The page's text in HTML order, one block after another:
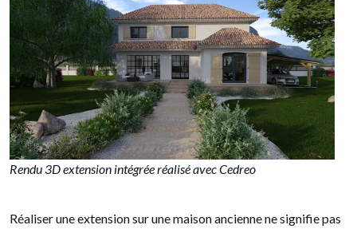
Rendu 3D extension intégrée réalisé avec Cedreo
Réaliser une extension sur une maison ancienne ne signifie pas